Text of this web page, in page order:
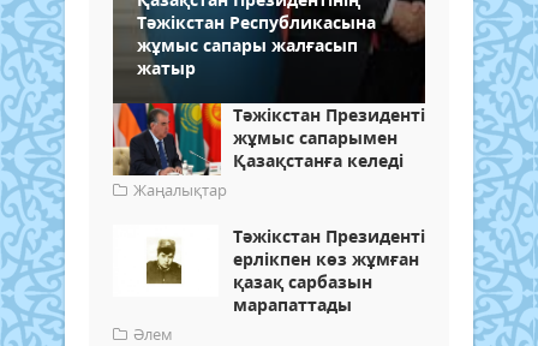
Тәжікстан Республикасына
жұмыс сапары жалғасып
жатыр
Тәжікстан Президенті
жұмыс сапарымен
Қазақстанға келеді
Жаңалықтар
Тәжікстан Президенті
ерлікпен көз жұмған
қазақ сарбазын
марапаттады
Әлем